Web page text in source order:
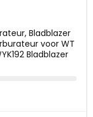
Bladblazer
voor WT
Bladblazer